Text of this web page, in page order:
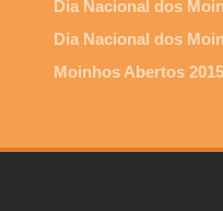
Dia Nacional dos
Dia Nacional dos
Moinhos Abertos 2015